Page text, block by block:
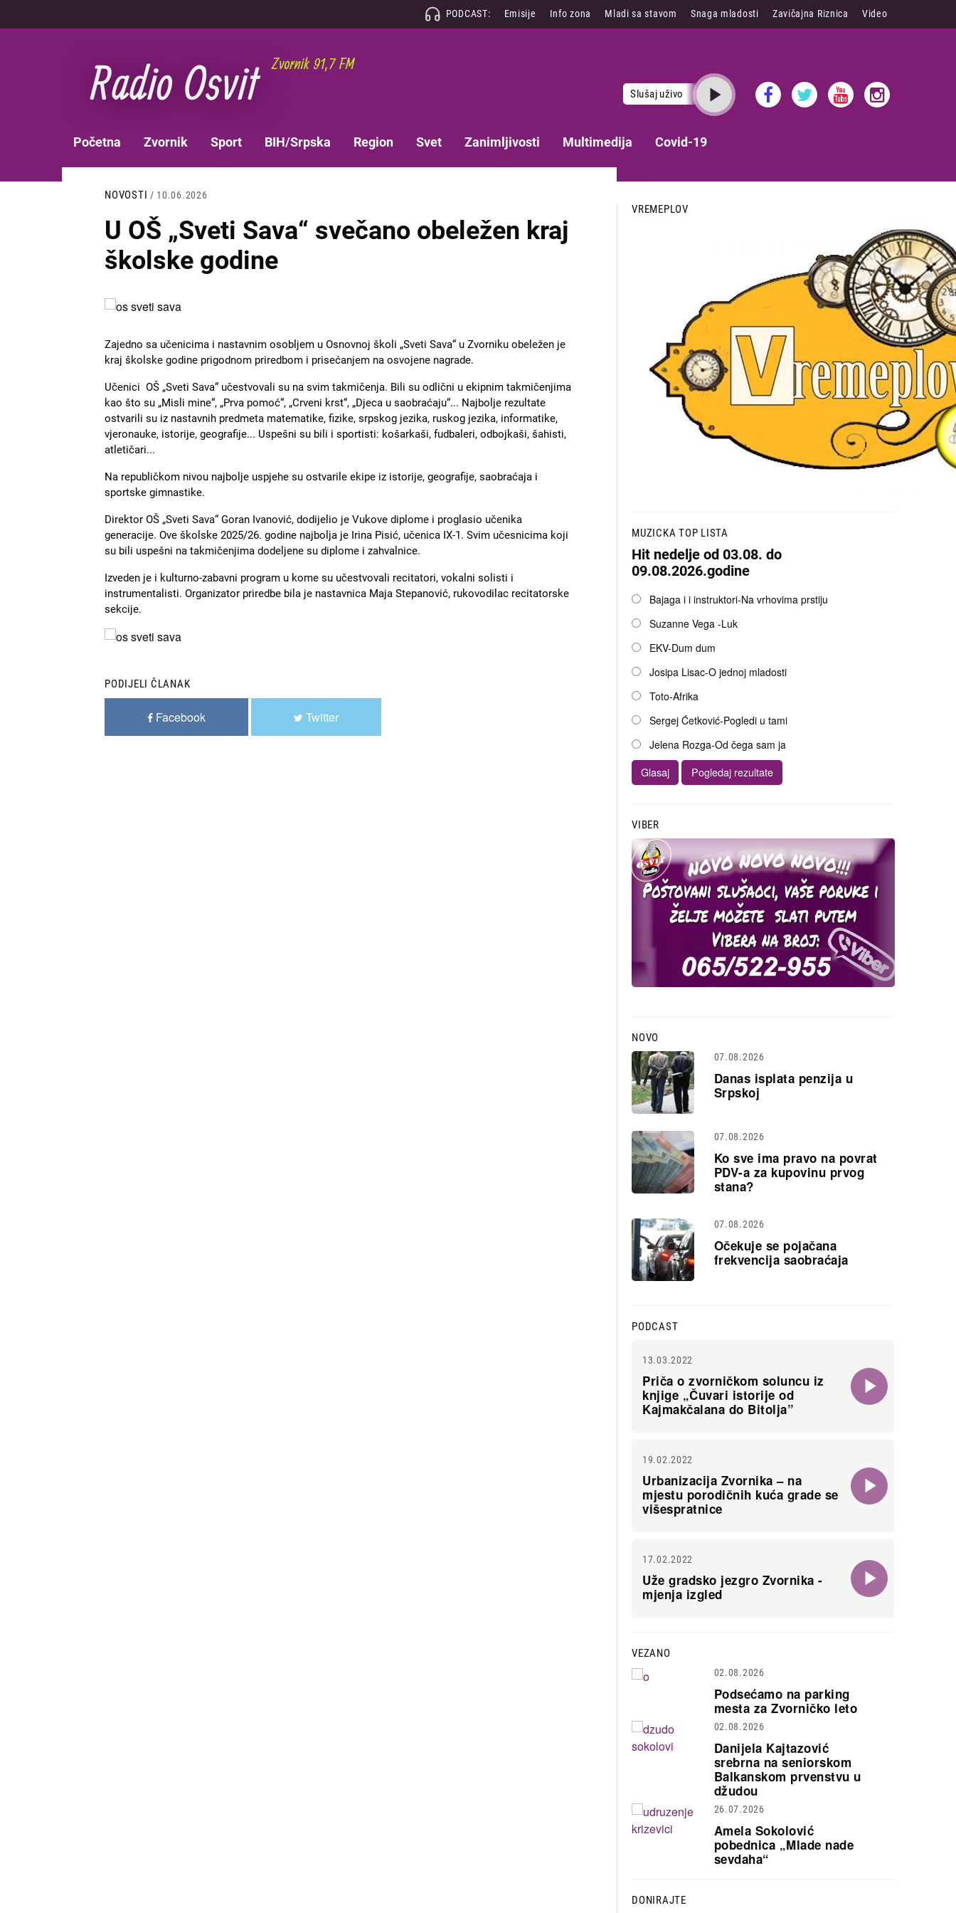
na
PODCAST: Emisije Info zona Mladi sa stavom Snaga mladosti Zavičajna Riznica Video
Slušaj uživo
NAVIGATION
Početna Zvornik Sport BIH/Srpska Region Svet Zanimljivosti Multimedija Covid-19
NOVOSTI / 10.06.2026
U OŠ „Sveti Sava“ svečano obeležen kraj
školske godine
Slika
Zajedno sa učenicima i nastavnim osobljem u Osnovnoj školi „Sveti Sava“ u Zvorniku obeležen je
kraj školske godine prigodnom priredbom i prisećanjem na osvojene nagrade.
Učenici OŠ „Sveti Sava“ učestvovali su na svim takmičenja. Bili su odlični u ekipnim takmičenjima
kao što su „Misli mine“, „Prva pomoć“, „Crveni krst“, „Djeca u saobraćaju“... Najbolje rezultate
ostvarili su iz nastavnih predmeta matematike, fizike, srpskog jezika, ruskog jezika, informatike,
vjeronauke, istorije, geografije... Uspešni su bili i sportisti: košarkaši, fudbaleri, odbojkaši, šahisti,
atletičari...
Na republičkom nivou najbolje uspjehe su ostvarile ekipe iz istorije, geografije, saobraćaja i
sportske gimnastike.
Direktor OŠ „Sveti Sava“ Goran Ivanović, dodijelio je Vukove diplome i proglasio učenika
generacije. Ove školske 2025/26. godine najbolja je Irina Pisić, učenica IX-1. Svim učesnicima koji
su bili uspešni na takmičenjima dodeljene su diplome i zahvalnice.
Izveden je i kulturno-zabavni program u kome su učestvovali recitatori, vokalni solisti i
instrumentalisti. Organizator priredbe bila je nastavnica Maja Stepanović, rukovodilac recitatorske
sekcije.
Slika
PODIJELI ČLANAK
Facebook Twitter
VREMEPLOV
MUZICKA TOP LISTA
Hit nedelje od 03.08. do
09.08.2026.godine
OpcijeBajaga i i instruktori-Na vrhovima prstiju
Suzanne Vega -Luk
EKV-Dum dum
Josipa Lisac-O jednoj mladosti
Toto-Afrika
Sergej Ćetković-Pogledi u tami
Jelena Rozga-Od čega sam ja
VIBER
NOVO
07.08.2026
Danas isplata penzija u
Srpskoj
07.08.2026
Ko sve ima pravo na povrat
PDV-a za kupovinu prvog
stana?
07.08.2026
Očekuje se pojačana
frekvencija saobraćaja
PODCAST
13.03.2022
Priča o zvorničkom soluncu iz
knjige „Čuvari istorije od
Kajmakčalana do Bitolja”
19.02.2022
Urbanizacija Zvornika – na
mjestu porodičnih kuća grade se
višespratnice
17.02.2022
Uže gradsko jezgro Zvornika -
mjenja izgled
VEZANO
02.08.2026
Podsećamo na parking
mesta za Zvorničko leto
02.08.2026
Danijela Kajtazović
srebrna na seniorskom
Balkanskom prvenstvu u
džudou
26.07.2026
Amela Sokolović
pobednica „Mlade nade
sevdaha“
DONIRAJTE